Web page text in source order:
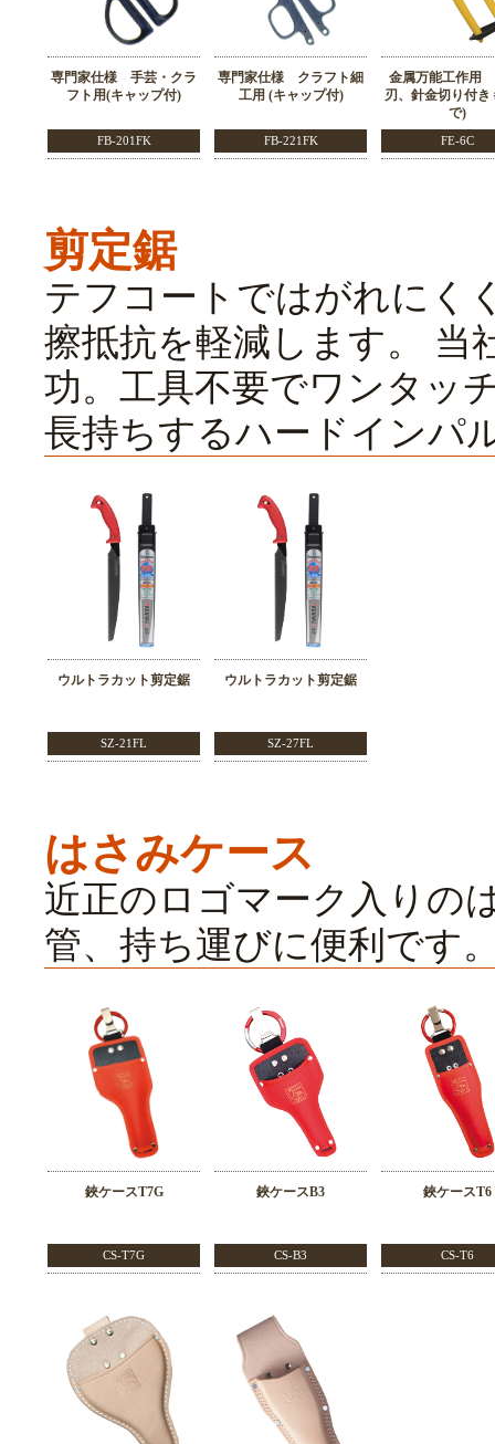
専門家仕様 手芸・クラ
フト用(キャップ付)
FB-201FK
専門家仕様 クラフト細
工用 (キャップ付)
FB-221FK
金属万能工作用
刃、針金切り付き
で)
FE-6C
剪定鋸
テフコートではがれにく
擦抵抗を軽減します。 当
功。工具不要でワンタッ
長持ちするハードインパ
ウルトラカット剪定鋸
SZ-21FL
ウルトラカット剪定鋸
SZ-27FL
はさみケース
近正のロゴマーク入りの
管、持ち運びに便利です
鋏ケースT7G
CS-T7G
鋏ケースB3
CS-B3
鋏ケースT6
CS-T6